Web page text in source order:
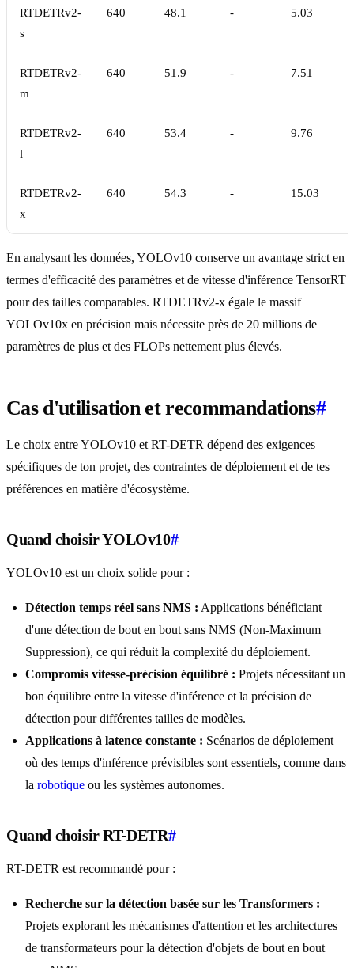
RTDETRv2-
s
640 48.1 - 5.03
RTDETRv2-
m
640 51.9 - 7.51
RTDETRv2-
l
640 53.4 - 9.76
RTDETRv2-
x
640 54.3 - 15.03
En analysant les données, YOLOv10 conserve un avantage strict en
termes d'efficacité des paramètres et de vitesse d'inférence TensorRT
pour des tailles comparables. RTDETRv2-x égale le massif
YOLOv10x en précision mais nécessite près de 20 millions de
paramètres de plus et des FLOPs nettement plus élevés.
Cas d'utilisation et recommandations#
Le choix entre YOLOv10 et RT-DETR dépend des exigences
spécifiques de ton projet, des contraintes de déploiement et de tes
préférences en matière d'écosystème.
Quand choisir YOLOv10#
YOLOv10 est un choix solide pour :
Détection temps réel sans NMS : Applications bénéficiant
d'une détection de bout en bout sans NMS (Non-Maximum
Suppression), ce qui réduit la complexité du déploiement.
Compromis vitesse-précision équilibré : Projets nécessitant un
bon équilibre entre la vitesse d'inférence et la précision de
détection pour différentes tailles de modèles.
Applications à latence constante : Scénarios de déploiement
où des temps d'inférence prévisibles sont essentiels, comme dans
la robotique ou les systèmes autonomes.
Quand choisir RT-DETR#
RT-DETR est recommandé pour :
Recherche sur la détection basée sur les Transformers :
Projets explorant les mécanismes d'attention et les architectures
de transformateurs pour la détection d'objets de bout en bout